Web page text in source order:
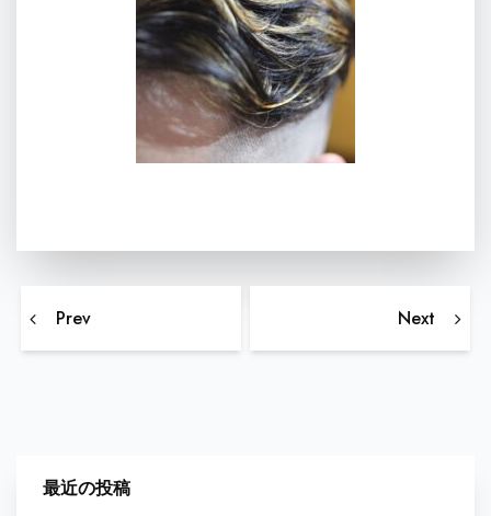
Prev
(大阪メンズ)直毛の悩み、朝のセットに革命を！アイ
Next大阪バ
最近の投稿